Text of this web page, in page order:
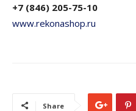
+7 (846) 205-75-10
www.rekonashop.ru
Share